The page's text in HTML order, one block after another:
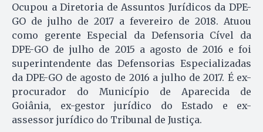
Ocupou a Diretoria de Assuntos Jurídicos da DPE-
GO de julho de 2017 a fevereiro de 2018. Atuou
como gerente Especial da Defensoria Cível da
DPE-GO de julho de 2015 a agosto de 2016 e foi
superintendente das Defensorias Especializadas
da DPE-GO de agosto de 2016 a julho de 2017. É ex-
procurador do Município de Aparecida de
Goiânia, ex-gestor jurídico do Estado e ex-
assessor jurídico do Tribunal de Justiça.